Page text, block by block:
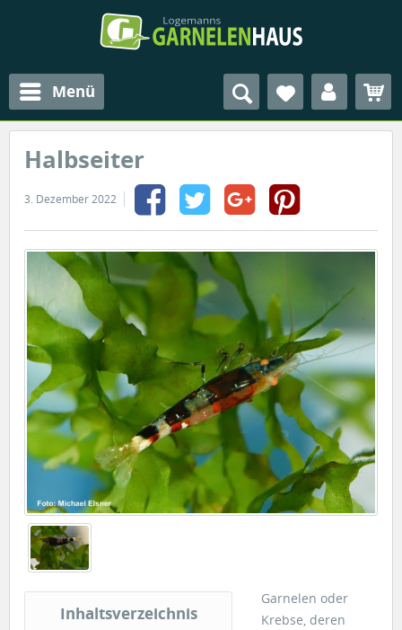
Menü
Halbseiter
3. Dezember 2022
Inhaltsverzeichnis
Garnelen oder
Krebse, deren